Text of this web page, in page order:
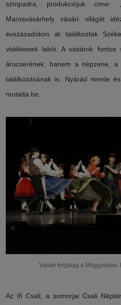
színpadra, produkciójuk címe:
Marosvásárhely vásári világát
évszázadokon át találkoztak
vidékeinek lakói. A vásárok fontos
árucserének, hanem a népzene,
találkozásának is. Nyárád mente
mutatta be.
Vásári forgatag a Möggyessel.
Az Ifi Csali, a somorjai Csali